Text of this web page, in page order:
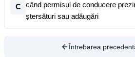
C
când permisul de conducere
ștersături sau adăugări
Întrebarea